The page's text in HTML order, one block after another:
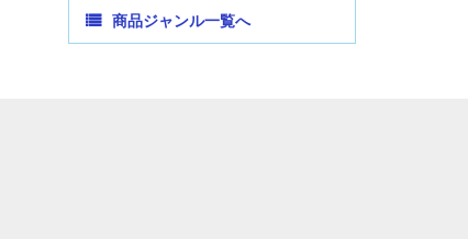
商品ジャンル一覧へ